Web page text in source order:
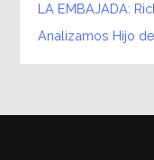
LA EMBAJADA:
Analizamos Hijo